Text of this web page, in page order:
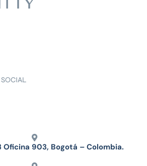
903, Bogotá – Colombia.